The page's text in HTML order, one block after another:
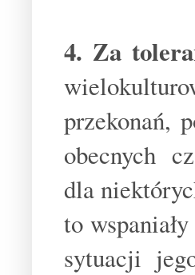
4. Za
przekonań,
obecnych
dla
to
sytuacji